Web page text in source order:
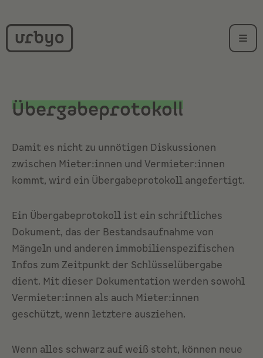
Übergabeprotokoll
Damit es nicht zu unnötigen Diskussionen
zwischen Mieter:innen und Vermieter:innen
kommt, wird ein Übergabeprotokoll angefertigt.
Ein Übergabeprotokoll ist ein schriftliches
Dokument, das der Bestandsaufnahme von
Mängeln und anderen immobilienspezifischen
Infos zum Zeitpunkt der Schlüsselübergabe
dient. Mit dieser Dokumentation werden sowohl
Vermieter:innen als auch Mieter:innen
geschützt, wenn letztere ausziehen.
Wenn alles schwarz auf weiß steht, können neue